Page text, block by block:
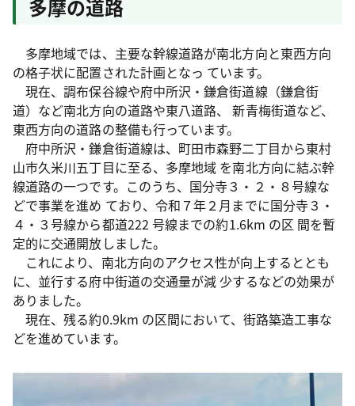
多摩の道路
多摩地域では、主要な幹線道路が南北方向と東西方向
の格子状に配置された計画となっ ています。
現在、調布保谷線や府中所沢・鎌倉街道線（鎌倉街
道）など南北方向の道路や東八道路、 新青梅街道など、
東西方向の道路の整備も行っています。
府中所沢・鎌倉街道線は、町田市森野二丁目から東村
山市久米川五丁目に至る、多摩地域 を南北方向に結ぶ幹
線道路の一つです。このうち、国分寺３・２・８号線な
どで事業を進め ており、令和７年２月までに国分寺３・
４・３号線から都道222 号線までの約1.6km の区 間を暫
定的に交通開放しました。
これにより、南北方向のアクセス性が向上するととも
に、並行する府中街道の交通量が減 少するなどの効果が
ありました。
現在、残る約0.9km の区間において、街路築造工事な
どを進めています。